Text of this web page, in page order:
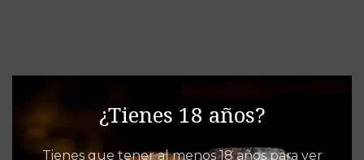
¿Tienes 18 años?
Tienes que tener al menos 18 años para ver